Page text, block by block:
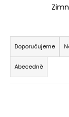
Ř
a
z
e
n
Doporučujeme
Abecedně
í
t
?